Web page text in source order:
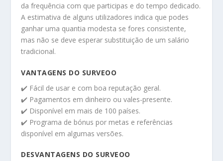
da frequência com que participas e do tempo dedicado.
A estimativa de alguns utilizadores indica que podes
ganhar uma quantia modesta se fores consistente,
mas não se deve esperar substituição de um salário
tradicional.
VANTAGENS DO SURVEOO
✔️ Fácil de usar e com boa reputação geral.
✔️ Pagamentos em dinheiro ou vales-presente.
✔️ Disponível em mais de 100 países.
✔️ Programa de bónus por metas e referências
disponível em algumas versões.
DESVANTAGENS DO SURVEOO